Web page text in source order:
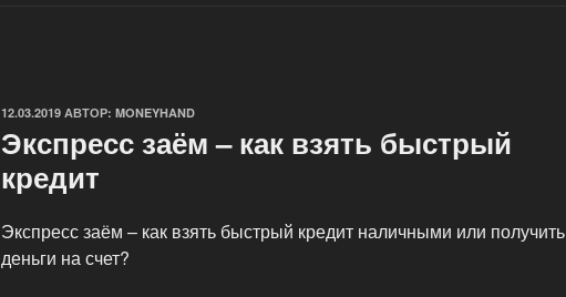
ОПУБЛИКОВАНО
12.03.2019 АВТОР: MONEYHAND
Экспресс заём – как взять быстрый
кредит
Экспресс заём – как взять быстрый кредит наличными или получить
деньги на счет?